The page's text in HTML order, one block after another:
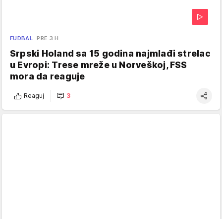
FUDBAL PRE 3 H
Srpski Holand sa 15 godina najmlađi strelac
u Evropi: Trese mreže u Norveškoj, FSS
mora da reaguje
Reaguj 3